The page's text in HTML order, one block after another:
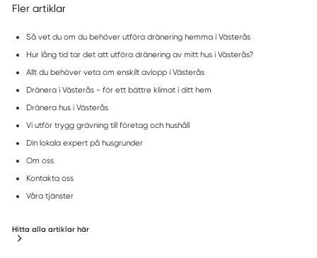
Fler artiklar
Så vet du om du behöver utföra dränering hemma i Västerås
Hur lång tid tar det att utföra dränering av mitt hus i Västerås?
Allt du behöver veta om enskilt avlopp i Västerås
Dränera i Västerås - för ett bättre klimat i ditt hem
Dränera hus i Västerås
Vi utför trygg grävning till företag och hushåll
Din lokala expert på husgrunder
Om oss
Kontakta oss
Våra tjänster
Hitta alla artiklar här